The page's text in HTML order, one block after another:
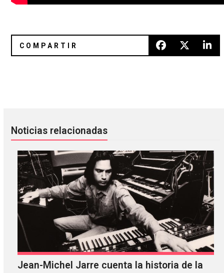
Noticias relacionadas
Jean-Michel Jarre cuenta la historia de la